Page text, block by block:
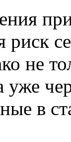
риск
не
уже
в